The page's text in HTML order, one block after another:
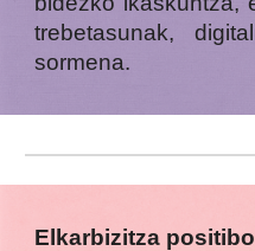
trebetasunak,
sormena.
Elkarbizitza